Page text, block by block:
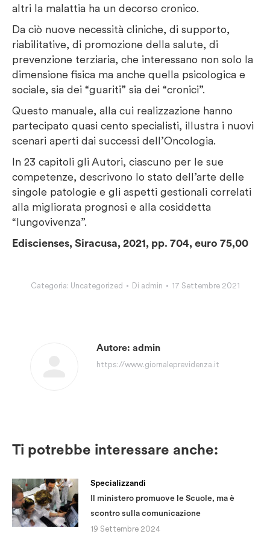
altri la malattia ha un decorso cronico.
Da ciò nuove necessità cliniche, di supporto,
riabilitative, di promozione della salute, di
prevenzione terziaria, che interessano non solo la
dimensione fisica ma anche quella psicologica e
sociale, sia dei “guariti” sia dei “cronici”.
Questo manuale, alla cui realizzazione hanno
partecipato quasi cento specialisti, illustra i nuovi
scenari aperti dai successi dell’Oncologia.
In 23 capitoli gli Autori, ciascuno per le sue
competenze, descrivono lo stato dell’arte delle
singole patologie e gli aspetti gestionali correlati
alla migliorata prognosi e alla cosiddetta
“lungovivenza”.
Ediscienses, Siracusa, 2021, pp. 704, euro 75,00
Categoria: Uncategorized Di admin 17 Settembre 2021
Autore: admin
https://www.giornaleprevidenza.it
Ti potrebbe interessare anche:
Specializzandi
Il ministero promuove le Scuole, ma è
scontro sulla comunicazione
19 Settembre 2024